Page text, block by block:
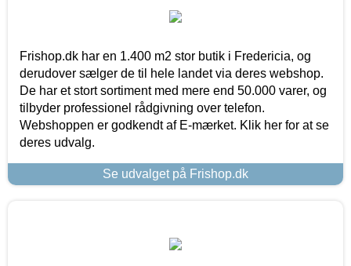
Frishop.dk har en 1.400 m2 stor butik i Fredericia, og
derudover sælger de til hele landet via deres webshop.
De har et stort sortiment med mere end 50.000 varer, og
tilbyder professionel rådgivning over telefon.
Webshoppen er godkendt af E-mærket. Klik her for at se
deres udvalg.
Se udvalget på Frishop.dk